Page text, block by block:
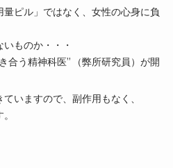
ピル」ではなく、女性の心身に負
ものか・・・
合う精神科医” （弊所研究員）が開
いますので、副作用もなく、